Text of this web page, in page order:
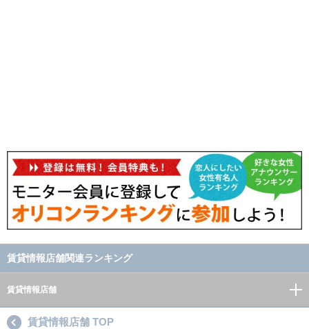
賃貸情報店舗関連ランキング
賃貸情報店舗
賃貸情報店舗 TOP